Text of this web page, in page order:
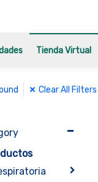
Tienda Virtual
Clear All Filters